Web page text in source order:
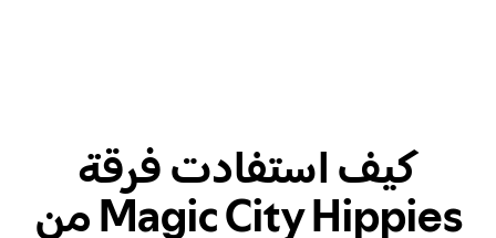
كيف استفادت فرقة
Magic City Hippies من